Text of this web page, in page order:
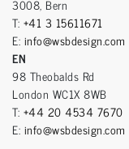
3008, Bern
T: +41 3 15611671
E: info@wsbdesign.com
EN
98 Theobalds Rd
London WC1X 8WB
T: +44 20 4534 7670
E: info@wsbdesign.com